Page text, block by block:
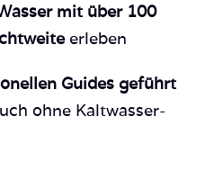
mit über 100
erleben
Guides geführt
ohne Kaltwasser-